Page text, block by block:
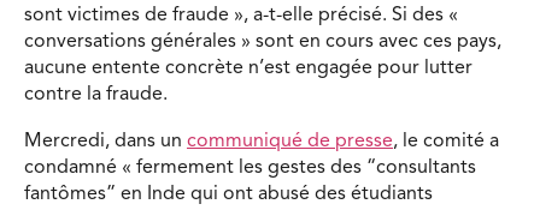
sont victimes de fraude », a-t-elle précisé. Si des «
conversations générales » sont en cours avec ces pays,
aucune entente concrète n’est engagée pour lutter
contre la fraude.
Mercredi, dans un communiqué de presse, le comité a
condamné « fermement les gestes des “consultants
fantômes” en Inde qui ont abusé des étudiants